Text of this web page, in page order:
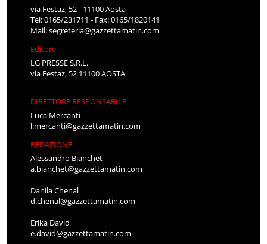
via Festaz, 52 - 11100 Aosta
Tel: 0165/231711 - Fax: 0165/1820141
Mail:segreteria@gazzettamatin.com
Editore
LG PRESSE S.R.L.
via Festaz, 52 11100 AOSTA
DIRETTORE RESPONSABILE
Luca Mercanti
l.mercanti@gazzettamatin.com
REDAZIONE
Alessandro Bianchet
a.bianchet@gazzettamatin.com
Danila Chenal
d.chenal@gazzettamatin.com
Erika David
e.david@gazzettamatin.com